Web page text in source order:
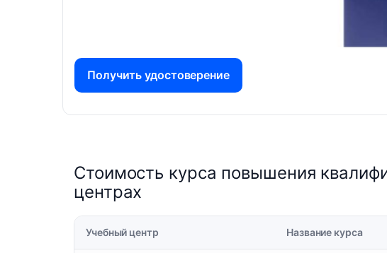
Получить удостоверение
Стоимость курса повышения
центрах
Учебный центр Название курса